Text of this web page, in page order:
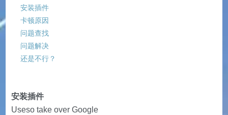
安装插件
卡顿原因
问题查找
问题解决
还是不行？
安装插件
Useso take over Google